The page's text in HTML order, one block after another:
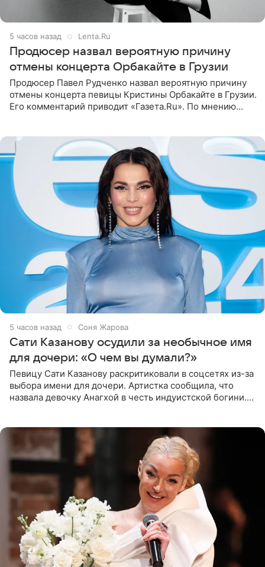
5 часов назад Lenta.Ru
Продюсер назвал вероятную причину
отмены концерта Орбакайте в Грузии
Продюсер Павел Рудченко назвал вероятную причину
отмены концерта певицы Кристины Орбакайте в Грузии.
Его комментарий приводит «Газета.Ru». По мнению
5 часов назад Соня Жарова
Сати Казанову осудили за необычное имя
для дочери: «О чем вы думали?»
Певицу Сати Казанову раскритиковали в соцсетях из-за
выбора имени для дочери. Артистка сообщила, что
назвала девочку Анагхой в честь индуистской богини.